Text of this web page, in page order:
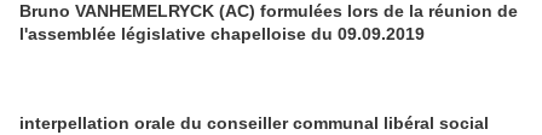
Bruno VANHEMELRYCK (AC) formulées lors de la réunion de
l'assemblée législative chapelloise du 09.09.2019
interpellation orale du conseiller communal libéral social